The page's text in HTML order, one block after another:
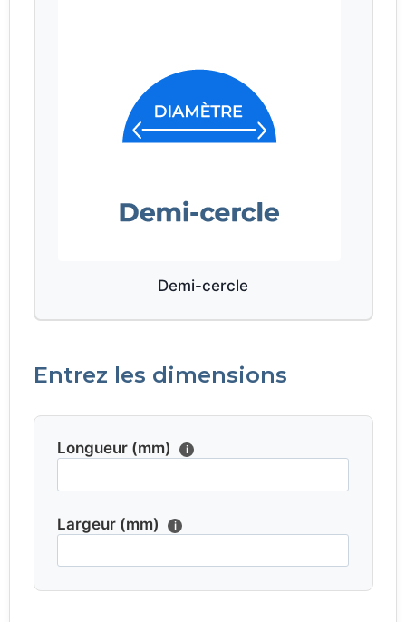
Demi-cercle
Entrez les dimensions
Longueur (mm) i
Largeur (mm) i